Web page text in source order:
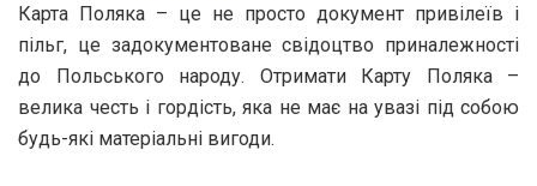
Карта Поляка – це не просто документ привілеїв і
пільг, це задокументоване свідоцтво приналежності
до Польського народу. Отримати Карту Поляка –
велика честь і гордість, яка не має на увазі під собою
будь-які матеріальні вигоди.